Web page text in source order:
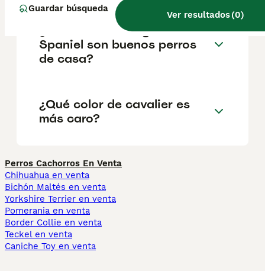
Guardar búsqueda
Ver resultados(0)
¿Los Cavalier King Charles
Spaniel son buenos perros
de casa?
¿Qué color de cavalier es
más caro?
Perros Cachorros En Venta
Chihuahua en venta
Bichón Maltés en venta
Yorkshire Terrier en venta
Pomerania en venta
Border Collie en venta
Teckel en venta
Caniche Toy en venta